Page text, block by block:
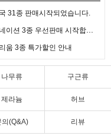
31종 판매시작되었습니다.
○
카네이션 3종 우선판매 시작합니다.
움 3종 특가할인 안내
나무류 구근류
제라늄 허브
의(Q&A) 리뷰